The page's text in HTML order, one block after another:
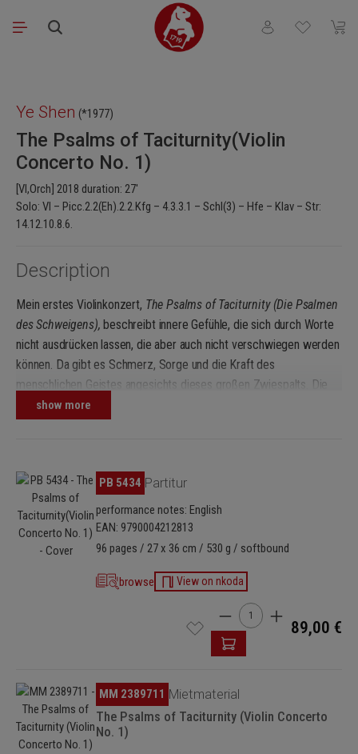
Skip to main content
You have 0
Ye Shen (*1977)
The Psalms of Taciturnity(Violin
Concerto No. 1)
[Vl,Orch] 2018 duration: 27'
Solo: Vl – Picc.2.2(Eh).2.2.Kfg – 4.3.3.1 – Schl(3) – Hfe – Klav – Str:
14.12.10.8.6.
Description
Mein erstes Violinkonzert, The Psalms of Taciturnity (Die Psalmen
des Schweigens), beschreibt innere Gefühle, die sich durch Worte
nicht ausdrücken lassen, die aber auch nicht verschwiegen werden
können. Da gibt es Schmerz, Sorge und die Kraft des
menschlichen Geistes angesichts dieses großen Zwiespalts. Die
Psalmen bedeuten die Verehrung der Menschlichkeit und des
Lebens. Und so fehlen den Psalmen in diesem Konzert die Worte
show more
Skip image gallery PB 5434 Partitur
performance notes: English
EAN: 9790004212813
96 pages / 27 x 36 cm / 530 g / softbound
browse View on nkoda
Product Quantity:
89,00 €
Skip image gallery MM 2389711 Mietmaterial
The Psalms of Taciturnity (Violin Concerto
No. 1)